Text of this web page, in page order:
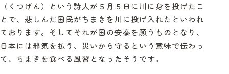
（くつげん）という詩人が５月５日に川に身を投げたこ
とで、悲しんだ国民がちまきを川に投げ入れたといわれ
ております。そしてそれが国の安泰を願うものとなり、
日本には邪気を払う、災いから守るという意味で伝わっ
て、ちまきを食べる風習となったそうです。